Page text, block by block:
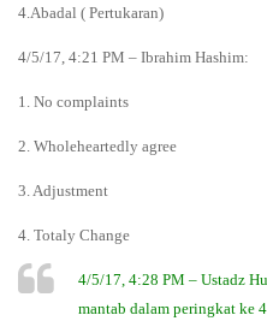
4.Abadal ( Pertukaran)
4/5/17, 4:21 PM – Ibrahim Hashim:
1. No complaints
2. Wholeheartedly agree
3. Adjustment
4. Totaly Change
4/5/17, 4:28 PM – Ustadz
mantab dalam peringkat ke